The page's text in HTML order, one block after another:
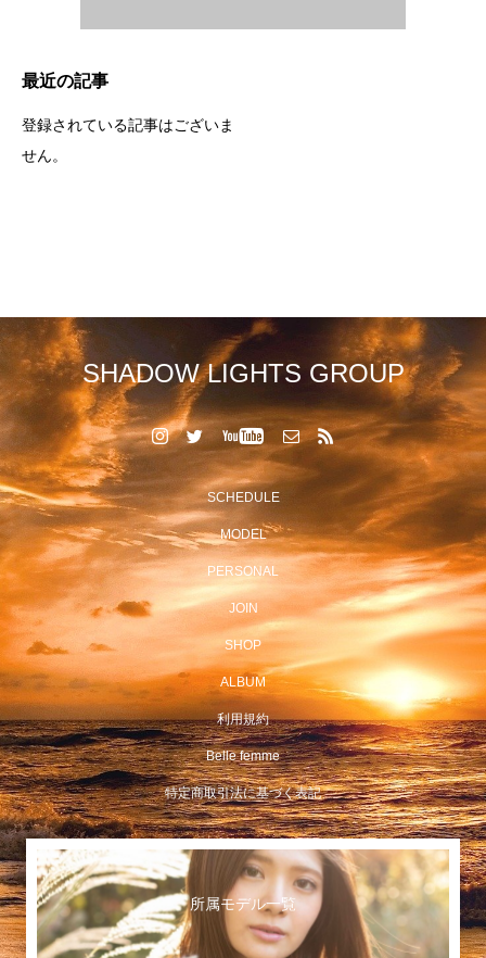
最近の記事
登録されている記事はございま
せん。
SHADOW LIGHTS GROUP
SCHEDULE
MODEL
PERSONAL
JOIN
SHOP
ALBUM
利用規約
Belle femme
特定商取引法に基づく表記
所属モデル一覧